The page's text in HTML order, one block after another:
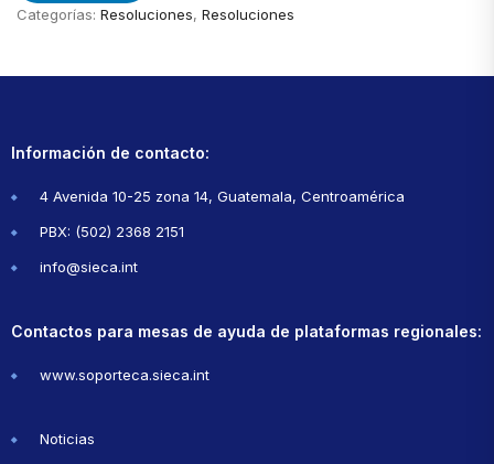
Categorías: Resoluciones, Resoluciones
Información de contacto:
4 Avenida 10-25 zona 14, Guatemala, Centroamérica
PBX: (502) 2368 2151
info@sieca.int
Contactos para mesas de ayuda de plataformas regionales:
www.soporteca.sieca.int
Noticias